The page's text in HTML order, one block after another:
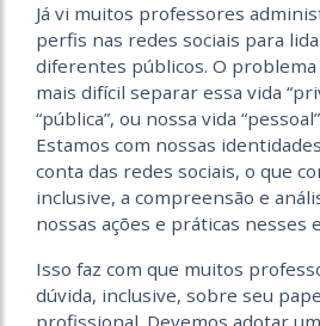
Já vi muitos professores
perfis nas redes sociais para
diferentes públicos. O problema
mais difícil separar essa vida
“pública”, ou nossa vida
Estamos com nossas
conta das redes sociais, o que
inclusive, a compreensão e
nossas ações e práticas nesses
Isso faz com que muitos
dúvida, inclusive, sobre seu